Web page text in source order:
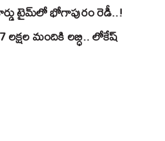
రికార్డు టైమ్‌లో భోగాపురం రెడీ..!
లక్షల మందికి లబ్ధి.. లోకేష్‌